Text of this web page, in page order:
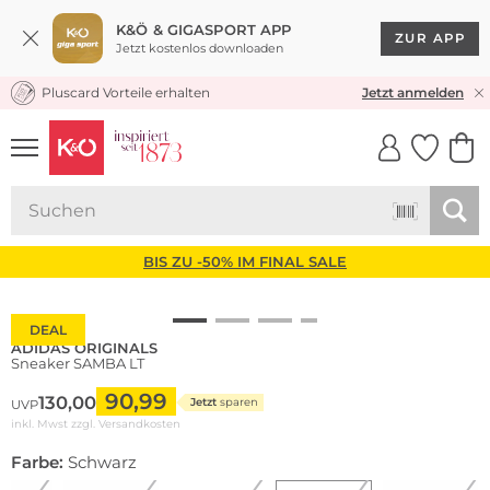
K&Ö & GIGASPORT APP
Jetzt kostenlos downloaden
ZUR APP
KOSTENLOSER VERSAND* & RÜCKVERSAND
Pluscard Vorteile erhalten Jetzt anmelden
UNSERE APP
CLICK &
BIS ZU -50% IM FINAL SALE
DEAL
ADIDAS ORIGINALS
Sneaker SAMBA LT
UVP130,00 90,99 Jetzt sparen
inkl. Mwst zzgl. Versandkosten
Farbe: Schwarz